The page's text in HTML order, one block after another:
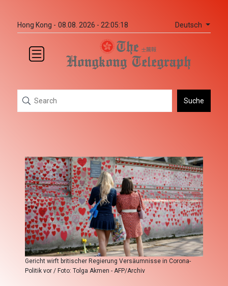
Hong Kong - 08.08. 2026 - 22:05:18 Deutsch
Suche
Gericht wirft britischer Regierung Versäumnisse in Corona-
Politik vor / Foto: Tolga Akmen - AFP/Archiv